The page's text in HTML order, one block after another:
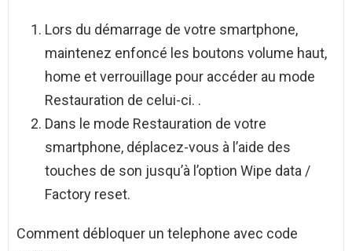
Lors du démarrage de votre smartphone,
maintenez enfoncé les boutons volume haut,
home et verrouillage pour accéder au mode
Restauration de celui-ci. .
Dans le mode Restauration de votre
smartphone, déplacez-vous à l’aide des
touches de son jusqu’à l’option Wipe data /
Factory reset.
Comment débloquer un telephone avec code